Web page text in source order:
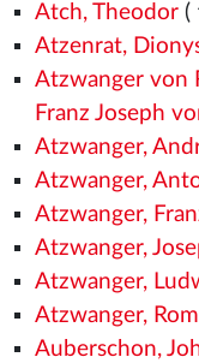
Atch, Theodor(
Atzenrat,
Atzwanger von
Franz Joseph
Atzwanger,
Atzwanger,
Atzwanger,
Atzwanger,
Atzwanger,
Atzwanger,
Auberschon,